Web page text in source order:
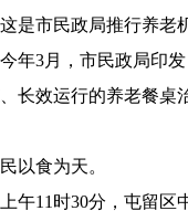
这是市民政局推行养老
今年3月，市民政局印
长效运行的养老餐桌
民以食为天。
上午11时30分，屯留